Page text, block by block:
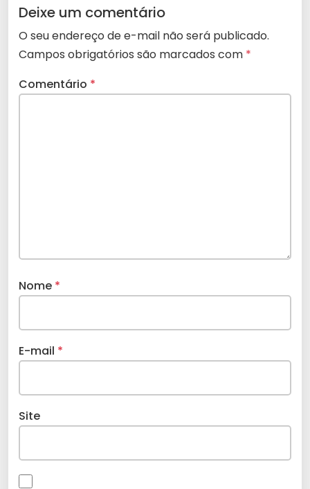
Deixe um comentário
O seu endereço de e-mail não será publicado.
Campos obrigatórios são marcados com *
Comentário *
Nome *
E-mail *
Site